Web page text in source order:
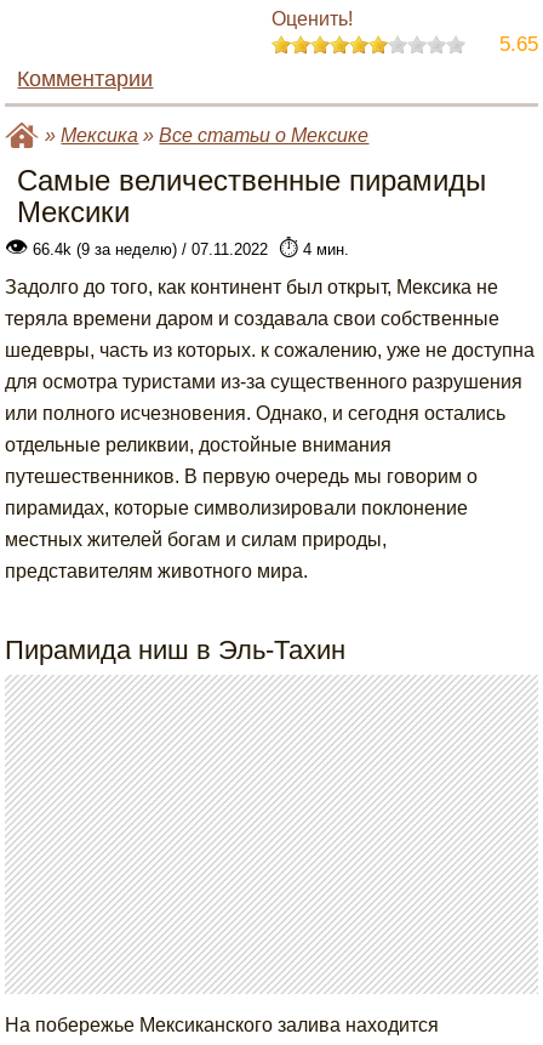
Оценить!
5.65
Комментарии
»Мексика »Все статьи о Мексике
Самые величественные пирамиды
Мексики
👁 66.4k (9 за неделю) / 07.11.2022 ⏱️ 4 мин.
Задолго до того, как континент был открыт, Мексика не
теряла времени даром и создавала свои собственные
шедевры, часть из которых. к сожалению, уже не доступна
для осмотра туристами из-за существенного разрушения
или полного исчезновения. Однако, и сегодня остались
отдельные реликвии, достойные внимания
путешественников. В первую очередь мы говорим о
пирамидах, которые символизировали поклонение
местных жителей богам и силам природы,
представителям животного мира.
Пирамида ниш в Эль-Тахин
На побережье Мексиканского залива находится